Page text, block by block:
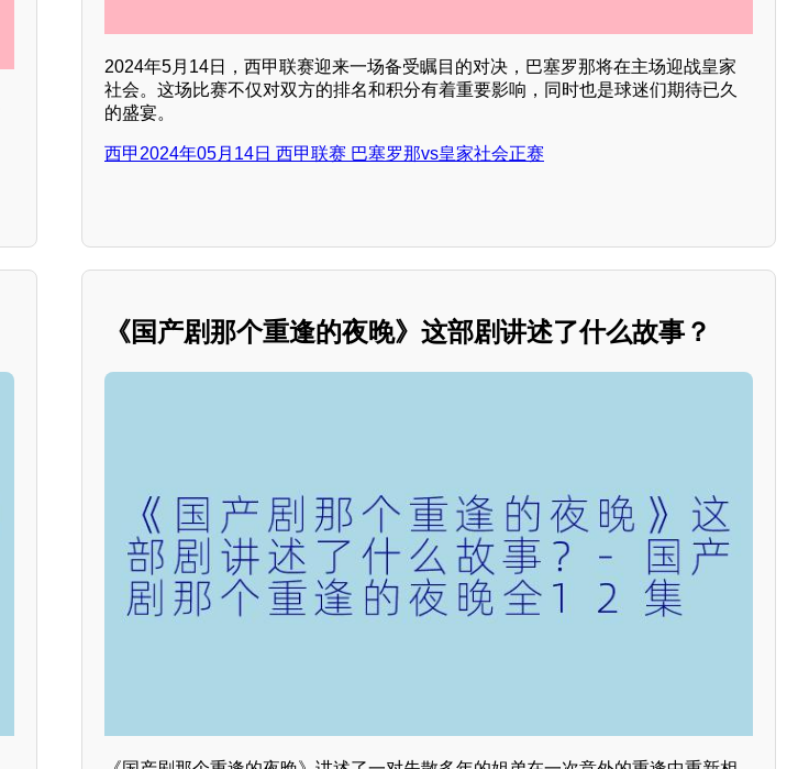
2024年5月14日，西甲联赛迎来一场备受瞩目的对决，巴塞罗那将在主场迎战皇家
社会。这场比赛不仅对双方的排名和积分有着重要影响，同时也是球迷们期待已久
的盛宴。
西甲2024年05月14日 西甲联赛 巴塞罗那vs皇家社会正赛
《国产剧那个重逢的夜晚》这部剧讲述了什么故事？